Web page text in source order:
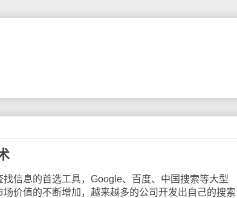
息的首选工具，Google、百度、中国搜索等大型
价值的不断增加，越来越多的公司开发出自己的搜索